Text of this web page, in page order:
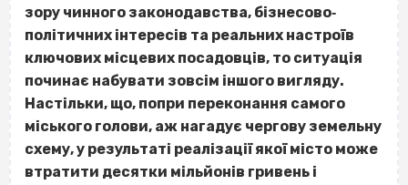
зору чинного законодавства, бізнесово‐
політичних інтересів та реальних настроїв
ключових місцевих посадовців, то ситуація
починає набувати зовсім іншого вигляду.
Настільки, що, попри переконання самого
міського голови, аж нагадує чергову земельну
схему, у результаті реалізації якої місто може
втратити десятки мільйонів гривень і